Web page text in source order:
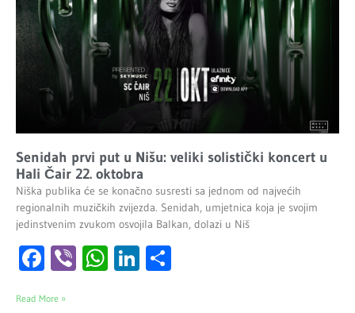
Senidah prvi put u Nišu: veliki solistički koncert u
Hali Čair 22. oktobra
Niška publika će se konačno susresti sa jednom od najvećih
regionalnih muzičkih zvijezda. Senidah, umjetnica koja je svojim
jedinstvenim zvukom osvojila Balkan, dolazi u Niš
Facebook
ViberWhatsApp
LinkedIn
Read More »